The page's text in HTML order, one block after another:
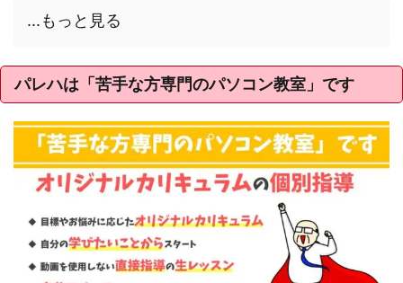
...もっと見る
パレハは「苦手な方専門のパソコン教室」です